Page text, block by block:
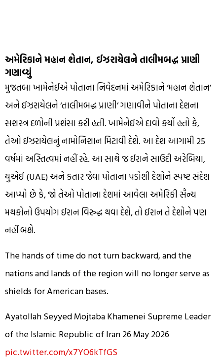
અમેરિકાને મહાન શેતાન, ઈઝરાયેલને તાલીમબદ્ધ પ્રાણી
ગણાવ્યું
મુજતબા ખામેનેઈએ પોતાના નિવેદનમાં અમેરિકાને ‘મહાન શેતાન’
અને ઈઝરાયેલને ‘તાલીમબદ્ધ પ્રાણી’ ગણાવીને પોતાના દેશના
સશસ્ત્ર દળોની પ્રશંસા કરી હતી. ખામેનેઈએ દાવો કર્યો હતો કે,
તેઓ ઈઝરાયેલનું નામોનિશાન મિટાવી દેશે. આ દેશ આગામી 25
વર્ષમાં અસ્તિત્વમાં નહીં રહે. આ સાથે જ ઈરાને સાઉદી અરેબિયા,
યુએઈ (UAE) અને કતાર જેવા પોતાના પડોશી દેશોને સ્પષ્ટ સંદેશ
આપ્યો છે કે, જો તેઓ પોતાના દેશમાં આવેલા અમેરિકી સૈન્ય
મથકોનો ઉપયોગ ઈરાન વિરુદ્ધ થવા દેશે, તો ઈરાન તે દેશોને પણ
નહીં બક્ષે.
The hands of time do not turn backward, and the
nations and lands of the region will no longer serve as
shields for American bases.
Ayatollah Seyyed Mojtaba Khamenei Supreme Leader
of the Islamic Republic of Iran 26 May 2026
pic.twitter.com/x7YO6kTfGS